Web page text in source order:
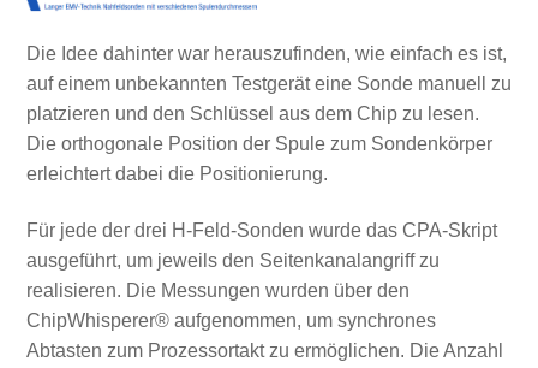
Die Idee dahinter war herauszufinden, wie einfach es ist,
auf einem unbekannten Testgerät eine Sonde manuell zu
platzieren und den Schlüssel aus dem Chip zu lesen.
Die orthogonale Position der Spule zum Sondenkörper
erleichtert dabei die Positionierung.
Für jede der drei H-Feld-Sonden wurde das CPA-Skript
ausgeführt, um jeweils den Seitenkanalangriff zu
realisieren. Die Messungen wurden über den
ChipWhisperer® aufgenommen, um synchrones
Abtasten zum Prozessortakt zu ermöglichen. Die Anzahl